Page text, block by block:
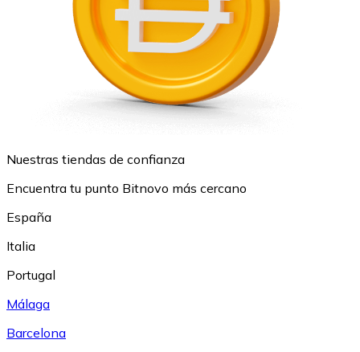
Nuestras tiendas de confianza
Encuentra tu punto Bitnovo más cercano
España
Italia
Portugal
Málaga
Barcelona